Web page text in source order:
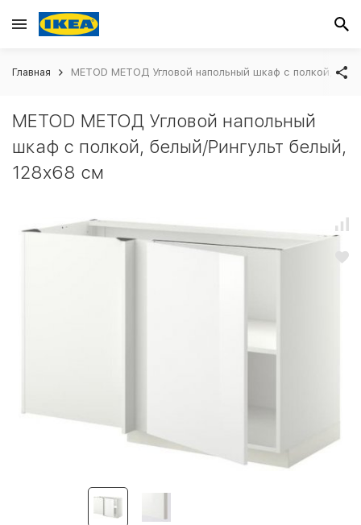
Главная METOD МЕТОД Угловой напольный шкаф с полкой,
METOD МЕТОД Угловой напольный
шкаф с полкой, белый/Рингульт белый,
128x68 см